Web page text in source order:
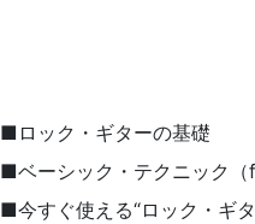
■ロック・ギターの基礎
■ベーシック・テクニック（
■今すぐ使える“ロック・ギ